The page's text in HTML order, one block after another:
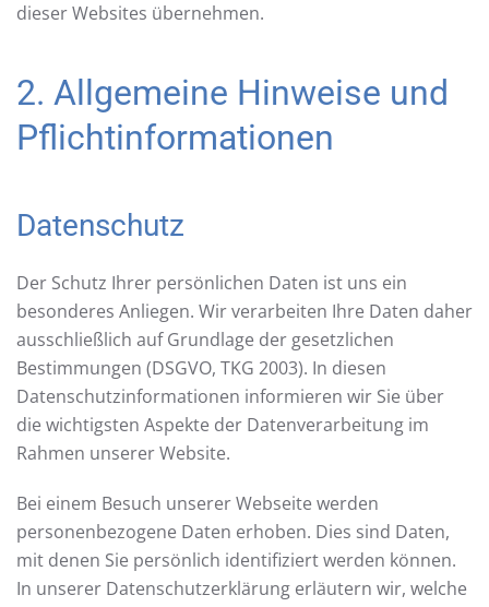
dieser Websites übernehmen.
2. Allgemeine Hinweise und
Pflichtinformationen
Datenschutz
Der Schutz Ihrer persönlichen Daten ist uns ein
besonderes Anliegen. Wir verarbeiten Ihre Daten daher
ausschließlich auf Grundlage der gesetzlichen
Bestimmungen (DSGVO, TKG 2003). In diesen
Datenschutzinformationen informieren wir Sie über
die wichtigsten Aspekte der Datenverarbeitung im
Rahmen unserer Website.
Bei einem Besuch unserer Webseite werden
personenbezogene Daten erhoben. Dies sind Daten,
mit denen Sie persönlich identifiziert werden können.
In unserer Datenschutzerklärung erläutern wir, welche